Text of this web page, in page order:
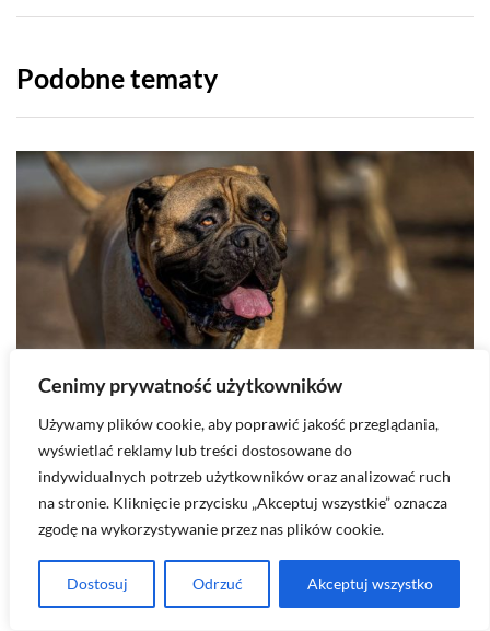
Cenimy prywatność użytkowników
Używamy plików cookie, aby poprawić jakość przeglądania,
wyświetlać reklamy lub treści dostosowane do
indywidualnych potrzeb użytkowników oraz analizować ruch
na stronie. Kliknięcie przycisku „Akceptuj wszystkie” oznacza
zgodę na wykorzystywanie przez nas plików cookie.
Dostosuj Odrzuć Akceptuj wszystko
Podobne tematy
2026-08-05
Bullmastiff – charakter i opis rasy
Bullmastiff to potężny i zrównoważony pies, który łączy w
sobie imponujący wygląd z…